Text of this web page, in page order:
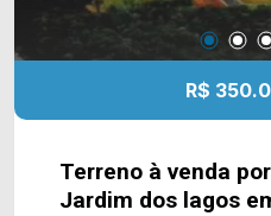
R$
Terreno à venda
Jardim dos lagos